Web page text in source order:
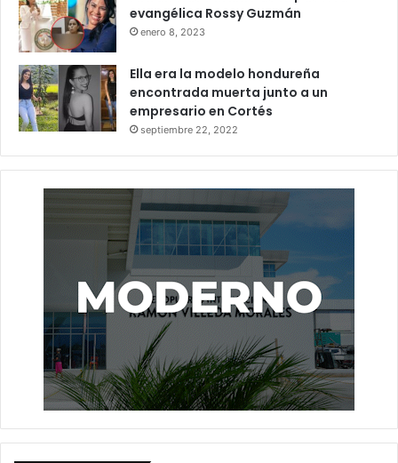
evangélica Rossy Guzmán
enero 8, 2023
Ella era la modelo hondureña
encontrada muerta junto a un
empresario en Cortés
septiembre 22, 2022